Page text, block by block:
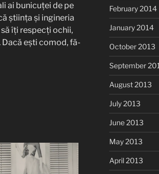
ai bunicuței de pe
știința și ingineria
îți respecți ochii,
Dacă ești comod, fă-
February 2014
January 2014
October 2013
September
August 2013
July 2013
June 2013
May 2013
April 2013